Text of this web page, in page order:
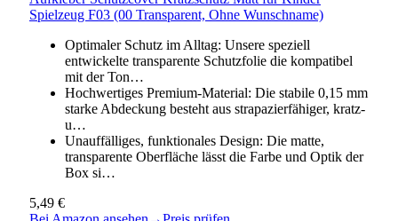
Spielzeug F03 (00 Transparent, Ohne Wunschname)
Optimaler Schutz im Alltag: Unsere speziell
entwickelte transparente Schutzfolie die kompatibel
mit der Ton…
Hochwertiges Premium-Material: Die stabile 0,15 mm
starke Abdeckung besteht aus strapazierfähiger, kratz-
u…
Unauffälliges, funktionales Design: Die matte,
transparente Oberfläche lässt die Farbe und Optik der
Box si…
5,49 €